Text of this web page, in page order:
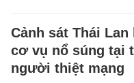
Cảnh sát Thái
cơ vụ nổ súng tại
người thiệt mạng